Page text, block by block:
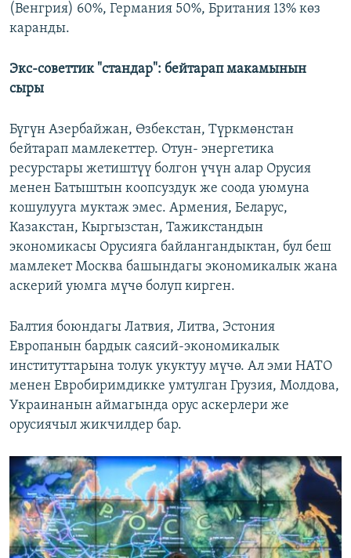
(Венгрия) 60%, Германия 50%, Британия 13% көз
каранды.
Экс-советтик "стандар": бейтарап макамынын
сыры
Бүгүн Азербайжан, Өзбекстан, Түркмөнстан
бейтарап мамлекеттер. Отун- энергетика
ресурстары жетиштүү болгон үчүн алар Орусия
менен Батыштын коопсуздук же соода уюмуна
кошулууга муктаж эмес. Армения, Беларус,
Казакстан, Кыргызстан, Тажикстандын
экономикасы Орусияга байлангандыктан, бул беш
мамлекет Москва башындагы экономикалык жана
аскерий уюмга мүчө болуп кирген.
Балтия боюндагы Латвия, Литва, Эстония
Европанын бардык саясий-экономикалык
институттарына толук укуктуу мүчө. Ал эми НАТО
менен Евробиримдикке умтулган Грузия, Молдова,
Украинанын аймагында орус аскерлери же
орусиячыл жикчилдер бар.